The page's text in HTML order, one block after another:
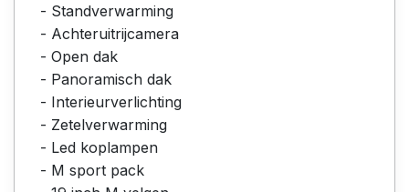
- Standverwarming
- Achteruitrijcamera
- Open dak
- Panoramisch dak
- Interieurverlichting
- Zetelverwarming
- Led koplampen
- M sport pack